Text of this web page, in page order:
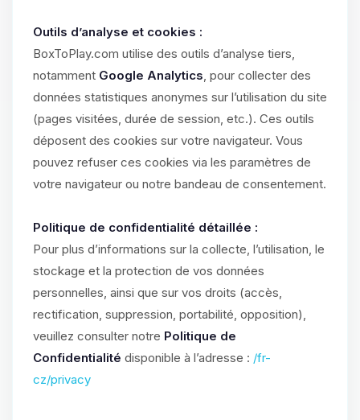
Outils d’analyse et cookies :
BoxToPlay.com utilise des outils d’analyse tiers,
notamment Google Analytics, pour collecter des
données statistiques anonymes sur l’utilisation du site
(pages visitées, durée de session, etc.). Ces outils
déposent des cookies sur votre navigateur. Vous
pouvez refuser ces cookies via les paramètres de
votre navigateur ou notre bandeau de consentement.
Politique de confidentialité détaillée :
Pour plus d’informations sur la collecte, l’utilisation, le
stockage et la protection de vos données
personnelles, ainsi que sur vos droits (accès,
rectification, suppression, portabilité, opposition),
veuillez consulter notre Politique de
Confidentialité disponible à l’adresse : /fr-
cz/privacy